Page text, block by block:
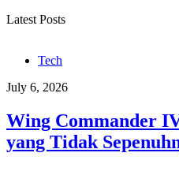
Latest Posts
Tech
July 6, 2026
Wing Commander
yang Tidak